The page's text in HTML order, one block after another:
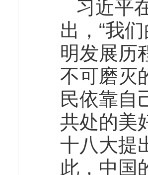
习近平
出，“我
明发展历
不可磨灭
民依靠自
共处的美
十八大提
此，中国